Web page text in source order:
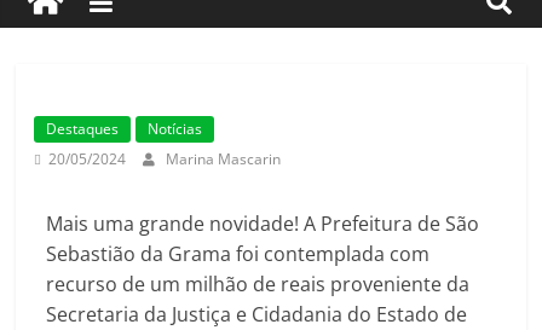
Destaques
Notícias
20/05/2024
Marina Mascarin
Mais uma grande novidade! A Prefeitura de São
Sebastião da Grama foi contemplada com
recurso de um milhão de reais proveniente da
Secretaria da Justiça e Cidadania do Estado de